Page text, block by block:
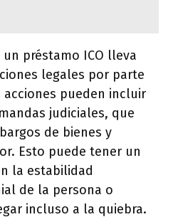
préstamo ICO lleva
legales por parte
pueden incluir
judiciales, que
de bienes y
Esto puede tener un
la estabilidad
de la persona o
incluso a la quiebra.